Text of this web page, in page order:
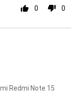
0 0
Redmi Note 15